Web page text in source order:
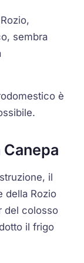
sembra
è
il
della Rozio
del colosso
il frigo